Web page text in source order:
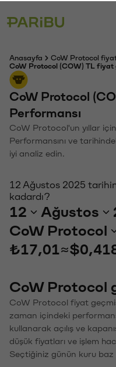
Anasayfa
CoW Protocol
CoW Protocol (COW) TL fiyat
CoW Protocol
Performansı
CoW Protocol'un yıllar
Performansını ve
iyi analiz edin.
12 Ağustos 2025
kadardı?
12 Ağustos
CoW Protocol
₺17,01 ≈
CoW Protocol
CoW Protocol fiyat
zaman içindeki
kullanarak açılış ve
düşük fiyatları ve işlem
Seçtiğiniz günün kuru baz